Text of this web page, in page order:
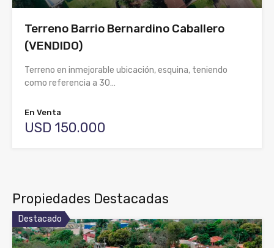
Terreno Barrio Bernardino Caballero
(VENDIDO)
Terreno en inmejorable ubicación, esquina, teniendo
como referencia a 30…
En Venta
USD 150.000
Propiedades Destacadas
Destacado